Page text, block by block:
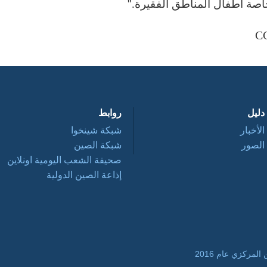
أطفال المناطق الفقيرة.
"
دليل
الأخبار
الصور
روابط
شبكة شينخوا
شبكة الصين
صحيفة الشعب اليومية اونلاين
إذاعة الصين الدولية
عام 2016